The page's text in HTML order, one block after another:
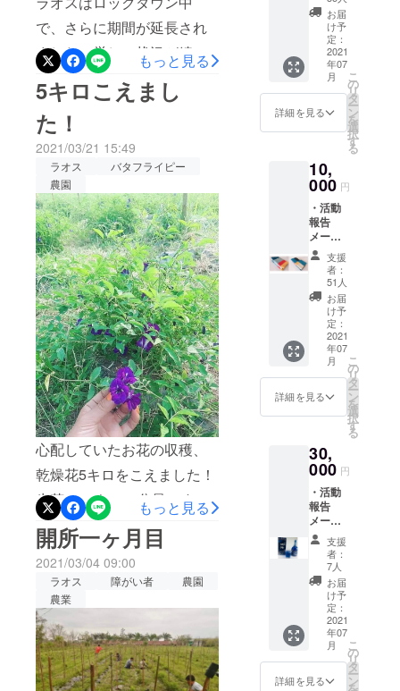
で、さらに期間が延長され
ました。厳しい状況が続き
ますが、できることを継続
していきたいと思います。
さて、農園で暮らす障がい
作業所ソンパオのメンバー
は日々お花の栽培と収穫を
頑張っています。3月に収穫
5キロ！と言っていたのが、
5月下旬現在で乾燥花24キロ
（生花240キロ）まで増えま
した。7月までに100キロ
（生花１トン）にできるよ
う頑張ろうねと話しつつ背
丈が伸びるスピードが予想
よりゆっくりなので、原因
を究明したいところです。
まずは雑草の処理をもう一
度指導します。
もっと見る
5キロこえまし
た！
2021/03/21 15:49
ラオス
バタフライピー
農園
心配していたお花の収穫、
乾燥花5キロをこえました！
生花で50キロの分量です
ね。この調子で頑張りま
しょう！
もっと見る
開所一ヶ月目
2021/03/04 09:00
ラオス 障がい者
農園
農業
性。ラオス
と日本の友
好のために
も前に進み
たいと思い
ます。
書 ・バ
タフラ
イピー
乾燥花
（20gx
お届
け予
定：
2021
年07
月
詳細を見る
こ
の
リ
タ
ー
ン
を
選
択
す
る
10,
000 円
・活動
報告
メール
・ソン
パオか
ら絵葉
書 ・バ
タフラ
イピー
乾燥花
（20gx
1) ・レ
ンテン
族生地
の布製
品
カバー
(ソンパ
オ製作)
※ブック
カバー
の色は
お任せ
になり
ます。
支援
者：
51人
お届
け予
定：
2021
年07
月
詳細を見る
こ
の
リ
タ
ー
ン
を
選
択
す
る
30,
000 円
・活動
報告
メール
・ソン
パオか
ら絵葉
書 ・バ
タフラ
イピー
乾燥花
（20gx
1) ・レ
ンテン
族生地
支援
者：
7人
お届
け予
定：
2021
年07
月
詳細を見る
こ
の
リ
タ
ー
ン